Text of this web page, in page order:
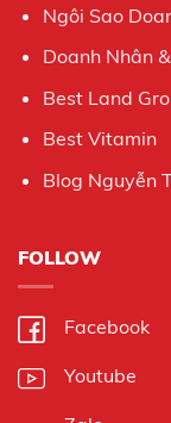
Ngôi Sao
Doanh Nhân
Best Land
Best Vitamin
Blog Nguyễn
FOLLOW
Facebook
Youtube